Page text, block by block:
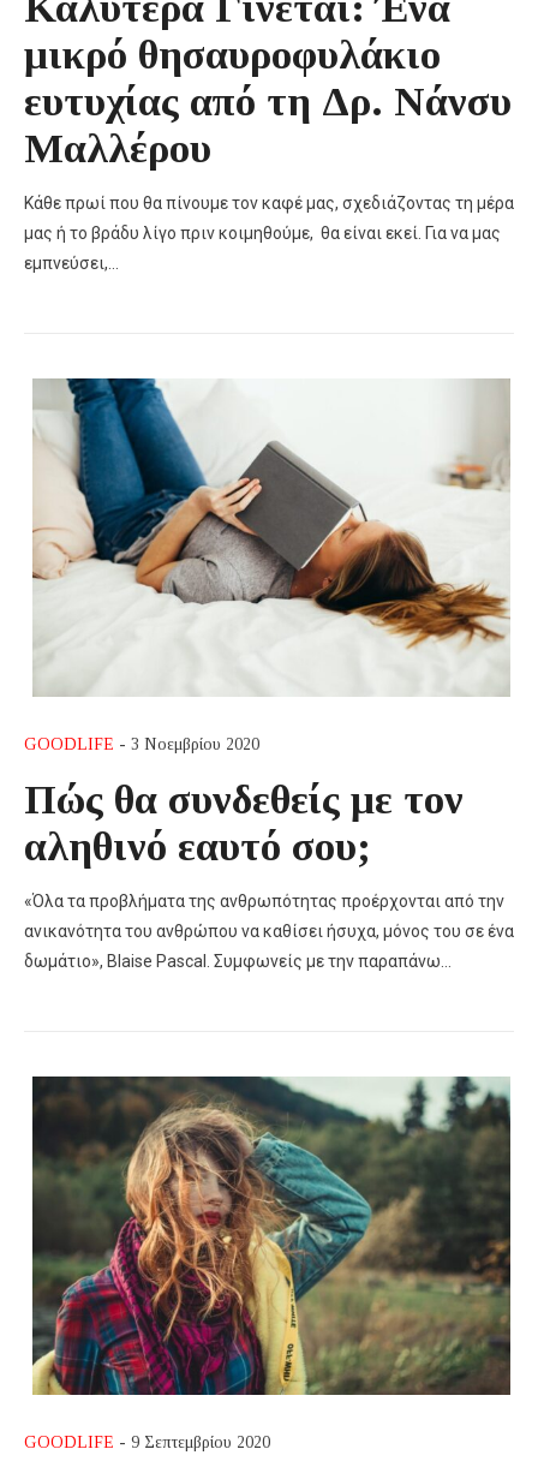
μικρό θησαυροφυλάκιο
ευτυχίας από τη Δρ. Νάνσυ
Μαλλέρου
Κάθε πρωί που θα πίνουμε τον καφέ μας, σχεδιάζοντας τη μέρα
μας ή το βράδυ λίγο πριν κοιμηθούμε, θα είναι εκεί. Για να μας
εμπνεύσει,…
GOODLIFE - 3 Νοεμβρίου 2020
Πώς θα συνδεθείς με τον
αληθινό εαυτό σου;
«Όλα τα προβλήματα της ανθρωπότητας προέρχονται από την
ανικανότητα του ανθρώπου να καθίσει ήσυχα, μόνος του σε ένα
δωμάτιο», Blaise Pascal. Συμφωνείς με την παραπάνω…
GOODLIFE - 9 Σεπτεμβρίου 2020